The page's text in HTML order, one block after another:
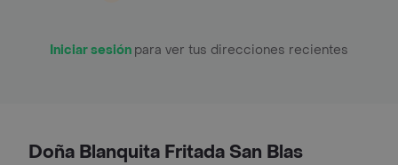
Iniciar sesión para ver tus direcciones recientes
Doña Blanquita Fritada San Blas